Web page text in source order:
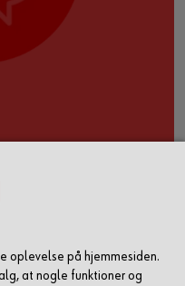
oplevelse på hjemmesiden.
at nogle funktioner og